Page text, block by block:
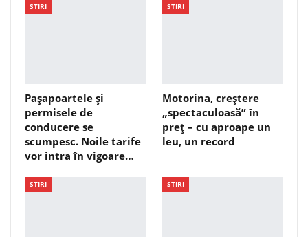
STIRI
Pașapoartele și
permisele de
conducere se
scumpesc. Noile tarife
vor intra în vigoare…
STIRI
Motorina, creștere
„spectaculoasă” în
preț – cu aproape un
leu, un record
STIRI STIRI